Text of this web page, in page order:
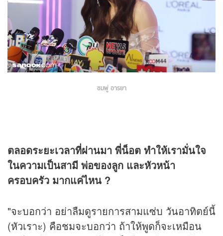
ชมพู่ อารยา
ตลอดระยะเวลาที่ผ่านมา พี่น็อต ทำให้เรามั่นใจ
ในความเป็นสามี พ่อของลูก และหัวหน้า
ครอบครัว มากแค่ไหน ?
"จะบอกว่า อย่าลืมดูรายการสามแซ่บ วันอาทิตย์นี้
(หัวเราะ) คือชมจะบอกว่า ถ้าให้พูดก็จะเหมือน